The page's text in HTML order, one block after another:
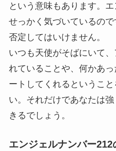
という意味もあります。
せっかく気づいているの
否定してはいけません。
いつも天使がそばにいて
れていることや、何かあ
ートしてくれるというこ
い。それだけであなたは
きるでしょう。
エンジェルナンバー